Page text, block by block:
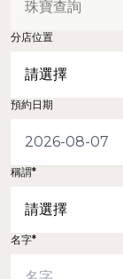
分店位置
預約日期
稱謂*
名字*